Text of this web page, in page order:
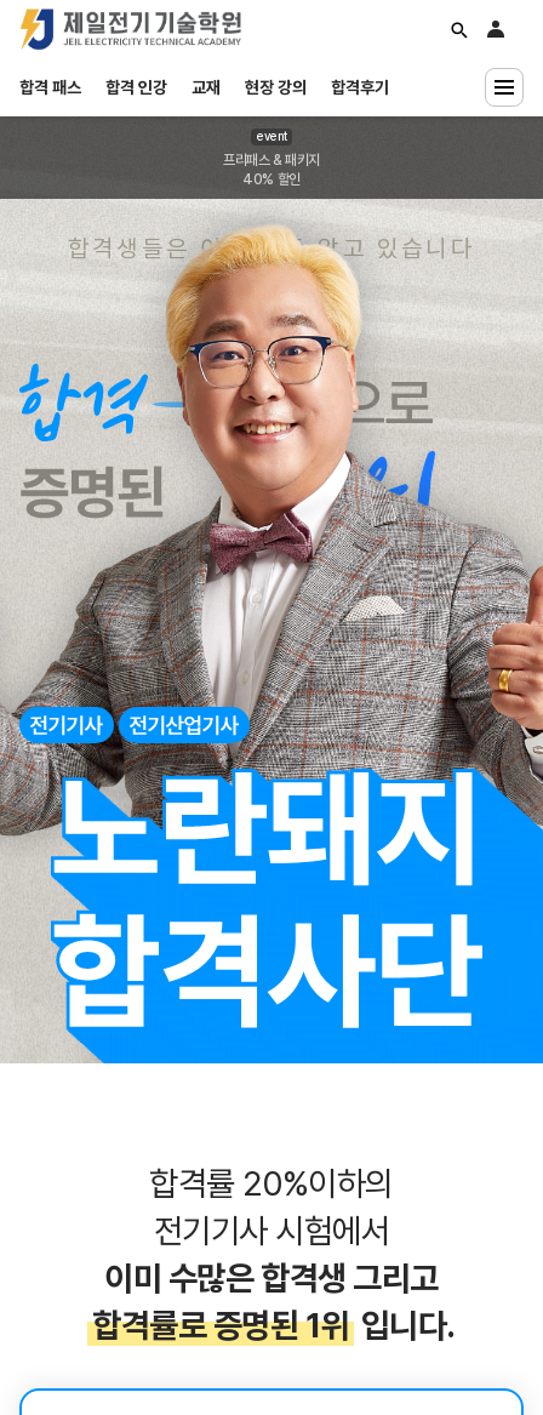
합격 패스 합격 인강 교재 현장 강의 합격후기
학습질문
INCLASS
합격생들은 이미 모두 알고 있습니다
event
프리패스 & 패키지
40% 할인
합격률 20%이하의
전기기사 시험에서
이미 수많은 합격생 그리고
합격률로 증명된 1위 입니다.